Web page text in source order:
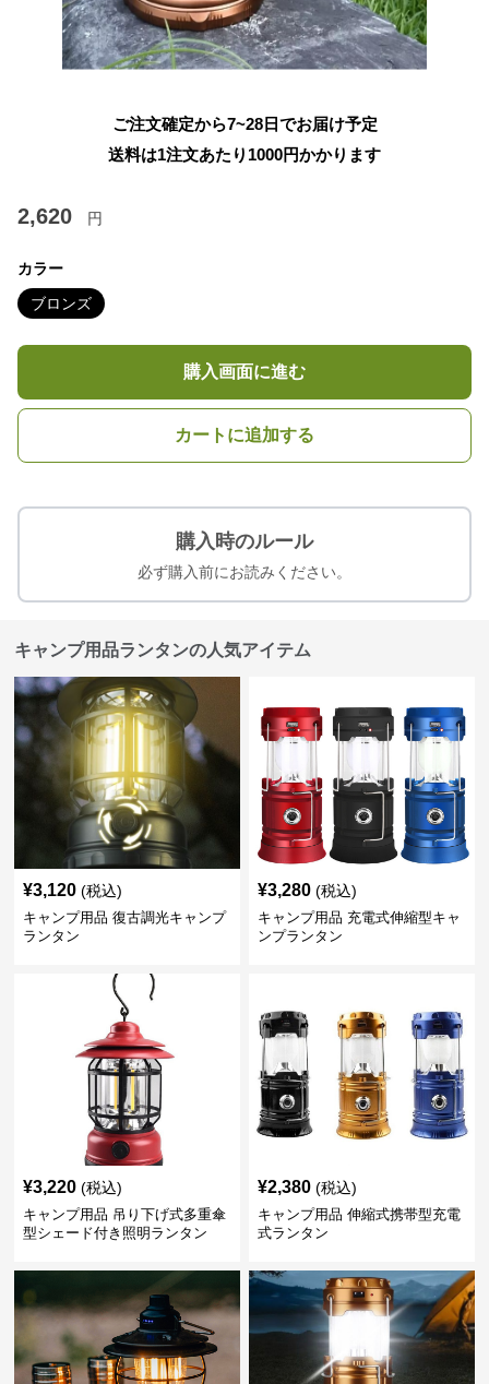
ご注文確定から7~28日でお届け予定
送料は1注文あたり 1000円かかります
2,620 円
カラー
ブロンズ
購入画面に進む
カートに追加する
購入時のルール
必ず購入前にお読みください。
キャンプ用品ランタンの人気アイテム
¥3,120 (税込)
キャンプ用品 復古調光キャンプ
ランタン
¥3,280 (税込)
キャンプ用品 充電式伸縮型キャ
ンプランタン
¥3,220 (税込)
キャンプ用品 吊り下げ式多重傘
型シェード付き照明ランタン
¥2,380 (税込)
キャンプ用品 伸縮式携帯型充電
式ランタン